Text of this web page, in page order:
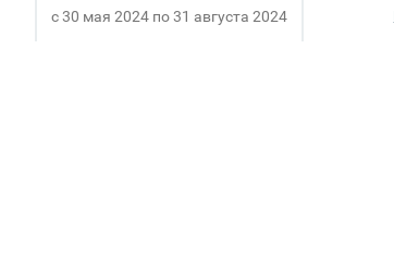
c 30 мая 2024 по 31 августа 2024